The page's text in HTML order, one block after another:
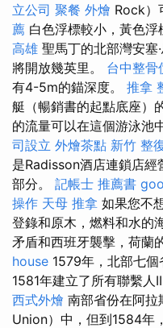
立公司 聚餐 外燴 Rock）
薦 白色浮標較小，黃色
高雄 聖馬丁的北部灣安塞
將開放幾英里。 台中整骨
有4-5m的錨深度。 推拿
艇（暢銷書的起點底座）
的流量可以在這個游泳池
司設立 外燴茶點 新竹 整
是Radisson酒店連鎖店經
部分。 記帳士 推薦書
操作 天母 推拿 如果您不
登錄和原木，燃料和水的
矛盾和西班牙襲擊，荷蘭
house 1579年，北部七
1581年建立了所有聯繫人II
西式外燴 南部省份在阿
Union）中，但到1584年